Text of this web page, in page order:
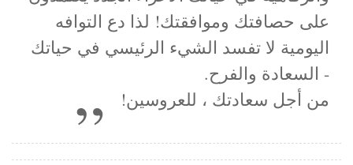
على حصافتك وموافقتك! لذا دع التوافه
اليومية لا تفسد الشيء الرئيسي في حياتك
- السعادة والفرح.
من أجل سعادتك ، للعروسين!